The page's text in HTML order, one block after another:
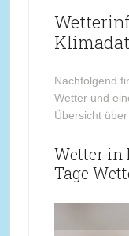
Nachfolgend
Wetter und
Übersicht
Wetter in
Tage